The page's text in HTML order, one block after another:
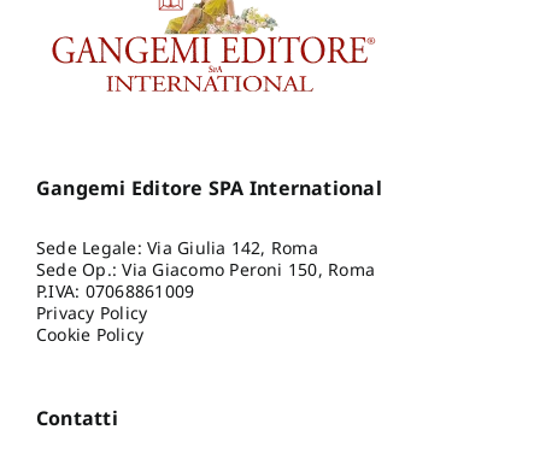
Gangemi Editore SPA International
Sede Legale: Via Giulia 142, Roma
Sede Op.: Via Giacomo Peroni 150, Roma
P.IVA: 07068861009
Privacy Policy
Cookie Policy
Contatti